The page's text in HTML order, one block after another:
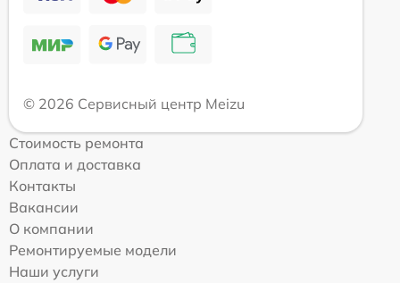
© 2026 Сервисный центр Meizu
Стоимость ремонта
Оплата и доставка
Контакты
Вакансии
О компании
Ремонтируемые модели
Наши услуги